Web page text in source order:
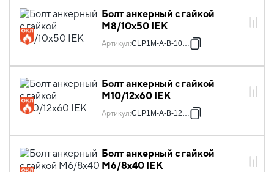
Болт анкерный с гайкой
М8/10х50 IEK
Артикул:CLP1M-A-B-10-50
Болт анкерный с гайкой
М10/12х60 IEK
Артикул:CLP1M-A-B-12-60
Болт анкерный с гайкой
М6/8х40 IEK